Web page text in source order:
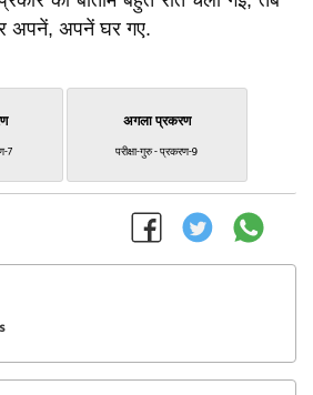
अपनें, अपनें घर गए.
7
अगला प्रकरण
परीक्षा-गुरु - प्रकरण-9